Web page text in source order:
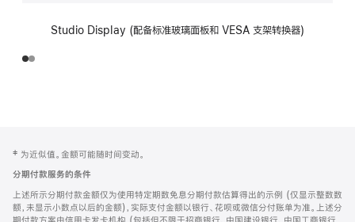
Studio Display (配备标准玻璃面板和 VESA 支架转换器)
页
页
脚
注
‡ 为近似值。金额可能随时间变动。
分期付款服务的条件
上述所示分期付款金额仅为使用特定期数免息分期付款估算得出的示例 (仅显示整数数
额，未显示小数点以后的金额)，实际支付金额以银行、花呗或微信分付账单为准。上述分